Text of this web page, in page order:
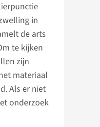
in
de arts
te kijken
zijn
materiaal
Als er niet
onderzoek